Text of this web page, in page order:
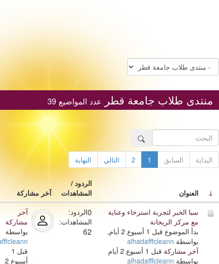
منتدى طلاب جامعة قطر عدد المواضيع 39
البداية السابق 1
2 التالي النهاية
العنوان
الردود /
المشاهدات
آخر مشاركة
سبا الخبر لتجربة استرخاء وعناية
مع مركز الريحانة
بدأ الموضوع قبل 1 أسبوع 2 أيام,
بواسطة alhadafffcleann
آخر مشاركة قبل 1 أسبوع 2 أيام
بواسطة alhadafffcleann
الردود:0
المشاهدات:
62
آخر
مشاركة
بواسطة
قبل 1
أسبوع 2